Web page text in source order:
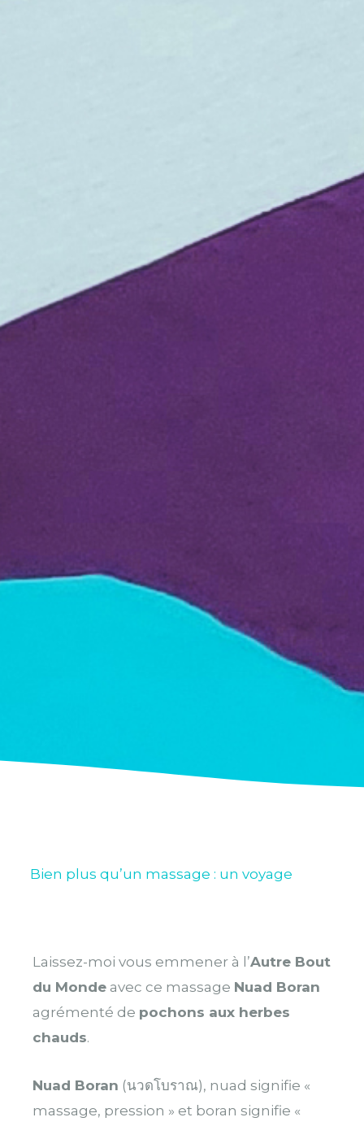
Bien plus qu’un massage : un voyage
Laissez-moi vous emmener à l’Autre Bout
du Monde avec ce massage Nuad Boran
agrémenté de pochons aux herbes
chauds.
Nuad Boran (นวดโบราณ), nuad signifie «
massage, pression » et boran signifie «